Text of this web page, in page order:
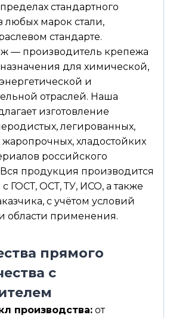
стандартного
любых марок стали,
стандарте.
— производитель крепежа
для химической,
и
отраслей. Наша
изготовление
легированных,
хладостойких
российского
продукция производится
с ГОСТ, ОСТ, ТУ, ИСО, а также
с учётом условий
области применения.
прямого
с
производства: от